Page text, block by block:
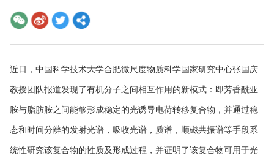
近日，中国科学技术大学合肥微尺度物质科学国家研究中心张国庆
教授团队报道发现了有机分子之间相互作用的新模式：即芳香酰亚
胺与脂肪胺之间能够形成稳定的光诱导电荷转移复合物，并通过稳
态和时间分辨的发射光谱，吸收光谱，质谱，顺磁共振谱等手段系
统性研究该复合物的性质及形成过程，并证明了该复合物可用于光